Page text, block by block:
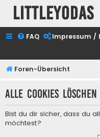
Littleyodas
FAQ Impressum /
Foren-Übersicht
Alle Cookies löschen
Bist du dir sicher, dass du
möchtest?